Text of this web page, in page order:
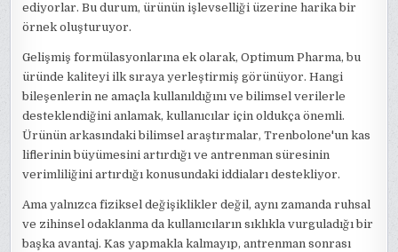
ediyorlar. Bu durum, ürünün işlevselliği üzerine harika bir
örnek oluşturuyor.
Gelişmiş formülasyonlarına ek olarak, Optimum Pharma, bu
üründe kaliteyi ilk sıraya yerleştirmiş görünüyor. Hangi
bileşenlerin ne amaçla kullanıldığını ve bilimsel verilerle
desteklendiğini anlamak, kullanıcılar için oldukça önemli.
Ürünün arkasındaki bilimsel araştırmalar, Trenbolone'un kas
liflerinin büyümesini artırdığı ve antrenman süresinin
verimliliğini artırdığı konusundaki iddiaları destekliyor.
Ama yalnızca fiziksel değişiklikler değil, aynı zamanda ruhsal
ve zihinsel odaklanma da kullanıcıların sıklıkla vurguladığı bir
başka avantaj. Kas yapmakla kalmayıp, antrenman sonrası